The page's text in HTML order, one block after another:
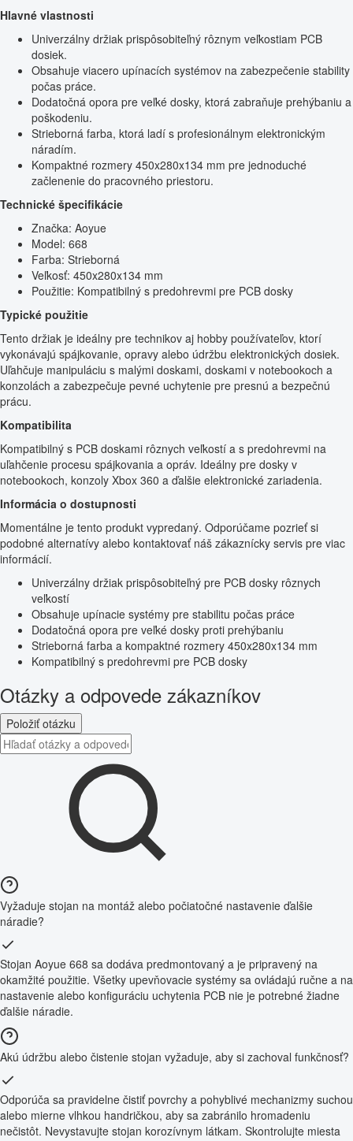
Hlavné vlastnosti
Univerzálny držiak prispôsobiteľný rôznym veľkostiam PCB
dosiek.
Obsahuje viacero upínacích systémov na zabezpečenie stability
počas práce.
Dodatočná opora pre veľké dosky, ktorá zabraňuje prehýbaniu a
poškodeniu.
Strieborná farba, ktorá ladí s profesionálnym elektronickým
náradím.
Kompaktné rozmery 450x280x134 mm pre jednoduché
začlenenie do pracovného priestoru.
Technické špecifikácie
Značka: Aoyue
Model: 668
Farba: Strieborná
Veľkosť: 450x280x134 mm
Použitie: Kompatibilný s predohrevmi pre PCB dosky
Typické použitie
Tento držiak je ideálny pre technikov aj hobby používateľov, ktorí
vykonávajú spájkovanie, opravy alebo údržbu elektronických dosiek.
Uľahčuje manipuláciu s malými doskami, doskami v notebookoch a
konzolách a zabezpečuje pevné uchytenie pre presnú a bezpečnú
prácu.
Kompatibilita
Kompatibilný s PCB doskami rôznych veľkostí a s predohrevmi na
uľahčenie procesu spájkovania a opráv. Ideálny pre dosky v
notebookoch, konzoly Xbox 360 a ďalšie elektronické zariadenia.
Informácia o dostupnosti
Momentálne je tento produkt vypredaný. Odporúčame pozrieť si
podobné alternatívy alebo kontaktovať náš zákaznícky servis pre viac
informácií.
Univerzálny držiak prispôsobiteľný pre PCB dosky rôznych
veľkostí
Obsahuje upínacie systémy pre stabilitu počas práce
Dodatočná opora pre veľké dosky proti prehýbaniu
Strieborná farba a kompaktné rozmery 450x280x134 mm
Kompatibilný s predohrevmi pre PCB dosky
Otázky a odpovede zákazníkov
Položiť otázku
Vyžaduje stojan na montáž alebo počiatočné nastavenie ďalšie
náradie?
Stojan Aoyue 668 sa dodáva predmontovaný a je pripravený na
okamžité použitie. Všetky upevňovacie systémy sa ovládajú ručne a na
nastavenie alebo konfiguráciu uchytenia PCB nie je potrebné žiadne
ďalšie náradie.
Akú údržbu alebo čistenie stojan vyžaduje, aby si zachoval funkčnosť?
Odporúča sa pravidelne čistiť povrchy a pohyblivé mechanizmy suchou
alebo mierne vlhkou handričkou, aby sa zabránilo hromadeniu
nečistôt. Nevystavujte stojan korozívnym látkam. Skontrolujte miesta